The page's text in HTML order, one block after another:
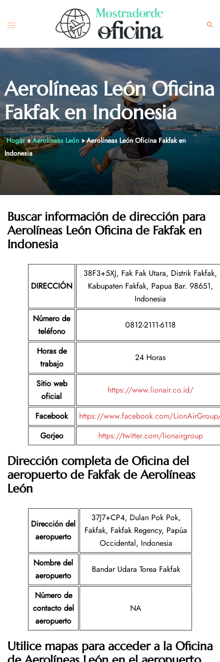
content
Toggle
Aerolíneas León Oficina
Fakfak en Indonesia
Hogar»Aerolíneas León»Aerolíneas León Oficina Fakfak en
Indonesia
Buscar información de dirección para
Aerolíneas León Oficina de Fakfak en
Indonesia
DIRECCIÓN
38F3+5XJ, Fak Fak Utara, Distrik Fakfak,
Kabupaten Fakfak, Papua Bar. 98651,
Indonesia
Número de
teléfono
0812-2111-6118
Horas de
trabajo
24 Horas
Sitio web
oficial
https://www.lionair.co.id/
Facebook
https://www.facebook.com/
Gorjeo
https://twitter.com/lionairgroup
Dirección completa de Oficina del
aeropuerto de Fakfak de Aerolíneas
León
Dirección del
aeropuerto
37J7+CP4, Dulan Pok Pok,
Fakfak, Fakfak Regency, Papúa
Occidental, Indonesia
Nombre del
aeropuerto
Bandar Udara Torea Fakfak
Número de
contacto del
aeropuerto
NA
Utilice mapas para acceder a la Oficina